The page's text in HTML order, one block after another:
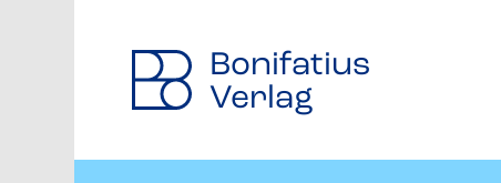
Bonifatius
Verlag